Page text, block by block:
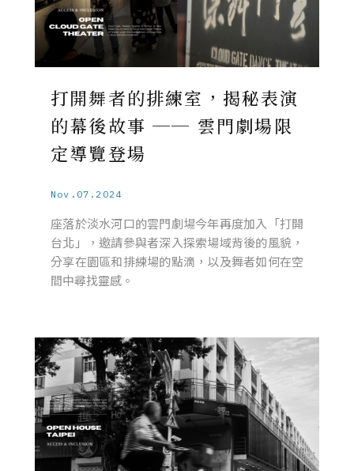
打開舞者的排練室，揭秘表演
的幕後故事 ── 雲門劇場限
定導覽登場
Nov.07.2024
座落於淡水河口的雲門劇場今年再度加入「打開
台北」，邀請參與者深入探索場域背後的風貌，
分享在園區和排練場的點滴，以及舞者如何在空
間中尋找靈感。